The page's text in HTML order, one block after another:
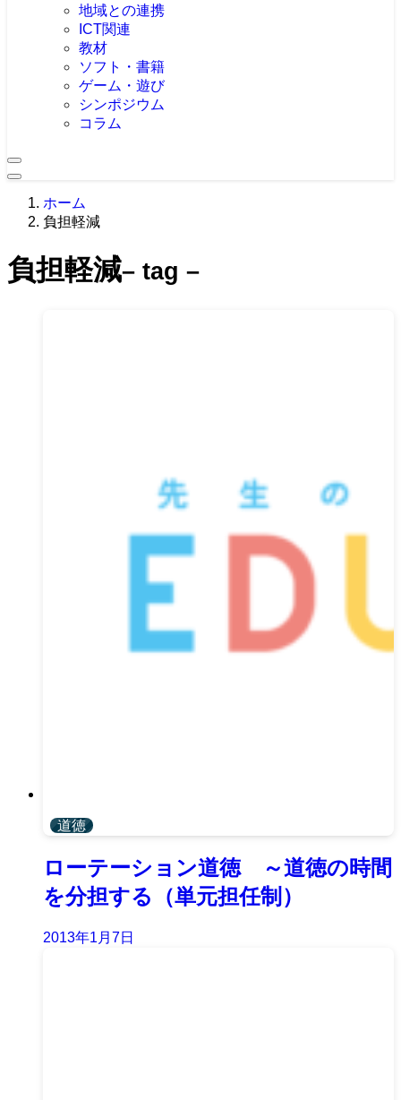
地域との連携
ICT関連
教材
ソフト・書籍
ゲーム・遊び
シンポジウム
コラム
ホーム
負担軽減
負担軽減– tag –
道徳
ローテーション道徳 ～道徳の時間
を分担する（単元担任制）
2013年1月7日